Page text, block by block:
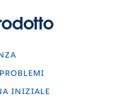
INIZIALE